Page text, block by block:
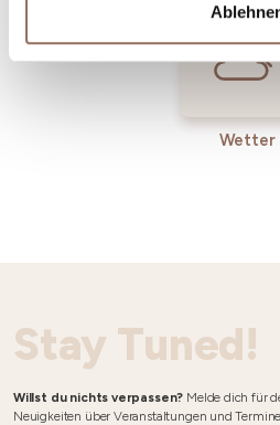
Wetter
Stay Tuned!
Willst du nichts verpassen? Melde dich für
Neuigkeiten über Veranstaltungen und